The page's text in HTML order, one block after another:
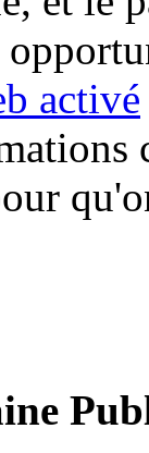
activé